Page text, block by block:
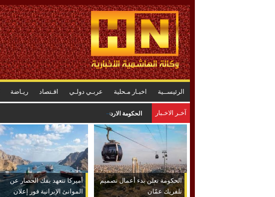
الرئيســية اخبـار مـحلية عربـي دولـي اقـتصاد ريـاضة
آخـر الاخـبار الحكومة الاردنية تكشف حصاد 6 أشهر من التحديث الاقتصادي
الحكومة تعلن بدء أعمال تصميم
تلفريك عمّان
أميركا تتعهد بفك الحصار عن
الموانئ الإيرانية فور إعلان